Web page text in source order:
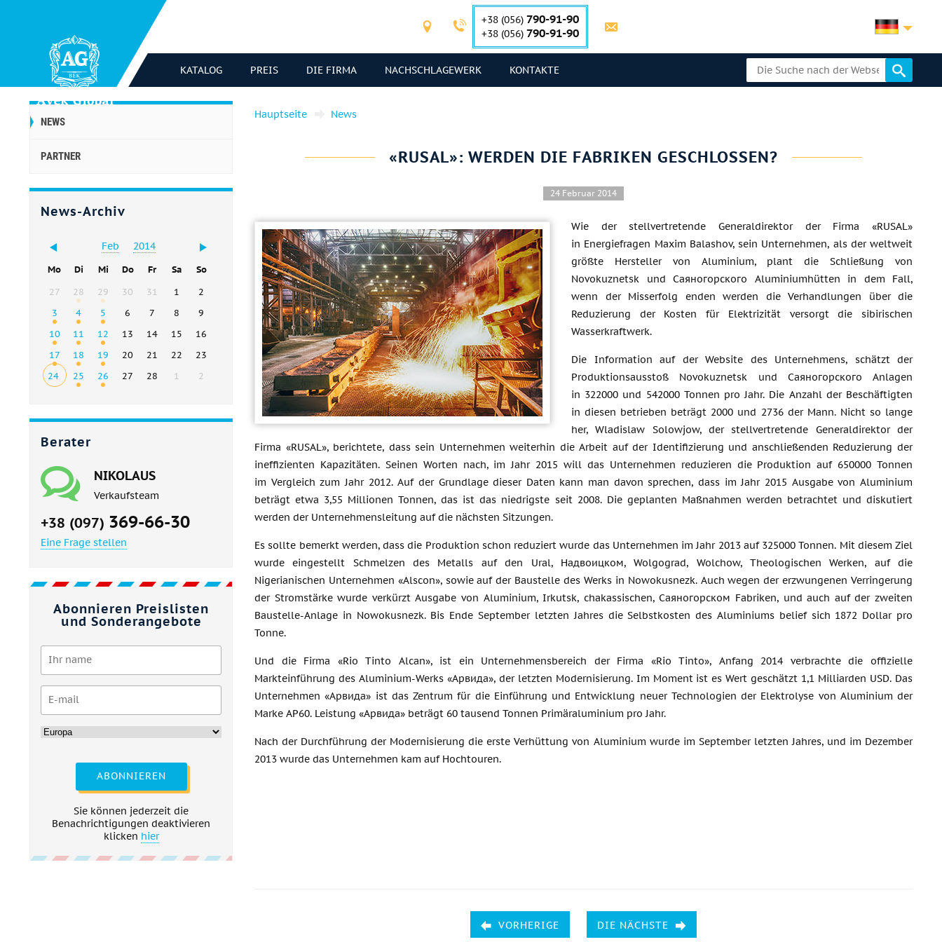
+38 (056) 790-91-90
+38 (056) 790-91-90
KATALOG PREIS DIE FIRMA NACHSCHLAGEWERK KONTAKTE
NEWS
PARTNER
News-Archiv
Feb 2014
Mo Di Mi Do Fr Sa
So
27
28 29 30 31 1
2
3
4 5 6 7 8
9
10
11 12 13 14 15
16
17
18 19 20 21 22
23
24
25 26 27 28 1 2
Berater
NIKOLAUS
Verkaufsteam
+38 (097) 369-66-30
Eine Frage stellen
Abonnieren Preislisten
und Sonderangebote
ABONNIEREN
Sie können jederzeit die
Benachrichtigungen deaktivieren
klicken hier
Hauptseite News
«RUSAL»: WERDEN DIE FABRIKEN GESCHLOSSEN?
24 Februar 2014
Wie der stellvertretende Generaldirektor der Firma «RUSAL»
in Energiefragen Maxim Balashov, sein Unternehmen, als der weltweit
größte Hersteller von Aluminium, plant die Schließung von
Novokuznetsk und Саяногорского Aluminiumhütten in dem Fall,
wenn der Misserfolg enden werden die Verhandlungen über die
Reduzierung der Kosten für Elektrizität versorgt die sibirischen
Wasserkraftwerk.
Die Information auf der Website des Unternehmens, schätzt der
Produktionsausstoß Novokuznetsk und Саяногорского Anlagen
in 322000 und 542000 Tonnen pro Jahr. Die Anzahl der Beschäftigten
in diesen betrieben beträgt 2000 und 2736 der Mann. Nicht so lange
her, Wladislaw Solowjow, der stellvertretende Generaldirektor der
Firma «RUSAL», berichtete, dass sein Unternehmen weiterhin die Arbeit auf der Identifizierung und anschließenden Reduzierung der
ineffizienten Kapazitäten. Seinen Worten nach, im Jahr 2015 will das Unternehmen reduzieren die Produktion auf 650000 Tonnen
im Vergleich zum Jahr 2012. Auf der Grundlage dieser Daten kann man davon sprechen, dass im Jahr 2015 Ausgabe von Aluminium
beträgt etwa 3,55 Millionen Tonnen, das ist das niedrigste seit 2008. Die geplanten Maßnahmen werden betrachtet und diskutiert
werden der Unternehmensleitung auf die nächsten Sitzungen.
Es sollte bemerkt werden, dass die Produktion schon reduziert wurde das Unternehmen im Jahr 2013 auf 325000 Tonnen. Mit diesem Ziel
wurde eingestellt Schmelzen des Metalls auf den Ural, Надвоицком, Wolgograd, Wolchow, Theologischen Werken, auf die
Nigerianischen Unternehmen «Alscon», sowie auf der Baustelle des Werks in Nowokusnezk. Auch wegen der erzwungenen Verringerung
der Stromstärke wurde verkürzt Ausgabe von Aluminium, Irkutsk, chakassischen, Саяногорском Fabriken, und auch auf der zweiten
Baustelle-Anlage in Nowokusnezk. Bis Ende September letzten Jahres die Selbstkosten des Aluminiums belief sich 1872 Dollar pro
Tonne.
Und die Firma «Rio Tinto Alcan», ist ein Unternehmensbereich der Firma «Rio Tinto», Anfang 2014 verbrachte die offizielle
Markteinführung des Aluminium-Werks «Арвида», der letzten Modernisierung. Im Moment ist es Wert geschätzt 1,1 Milliarden USD. Das
Unternehmen «Арвида» ist das Zentrum für die Einführung und Entwicklung neuer Technologien der Elektrolyse von Aluminium der
Marke АР60. Leistung «Арвида» beträgt 60 tausend Tonnen Primäraluminium pro Jahr.
Nach der Durchführung der Modernisierung die erste Verhüttung von Aluminium wurde im September letzten Jahres, und im Dezember
2013 wurde das Unternehmen kam auf Hochtouren.
VORHERIGE DIE NÄCHSTE